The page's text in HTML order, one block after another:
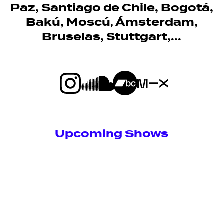
Paz, Santiago de Chile, Bogotá,
Bakú, Moscú, Ámsterdam,
Bruselas, Stuttgart,...
Upcoming Shows